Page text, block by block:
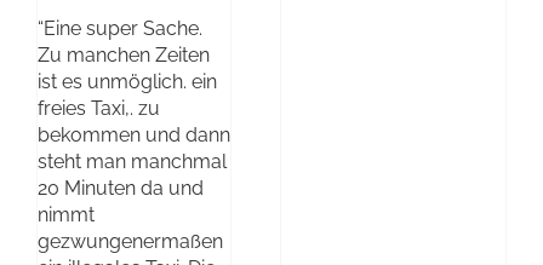
“Eine super Sache.
Zu manchen Zeiten
ist es unmöglich. ein
freies Taxi,. zu
bekommen und dann
steht man manchmal
20 Minuten da und
nimmt
gezwungenermaßen